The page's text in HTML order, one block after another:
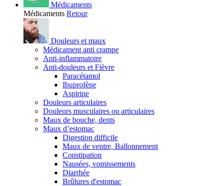
Médicaments
Médicaments Retour
Douleurs et maux
Médicament anti crampe
Anti-inflammatoire
Anti-douleurs et Fièvre
Paracétamol
Ibuprofène
Aspirine
Douleurs articulaires
Douleurs musculaires ou articulaires
Maux de bouche, dents
Maux d’estomac
Digestion difficile
Maux de ventre, Ballonnement
Constipation
Nausées, vomissements
Diarrhée
Brûlures d'estomac